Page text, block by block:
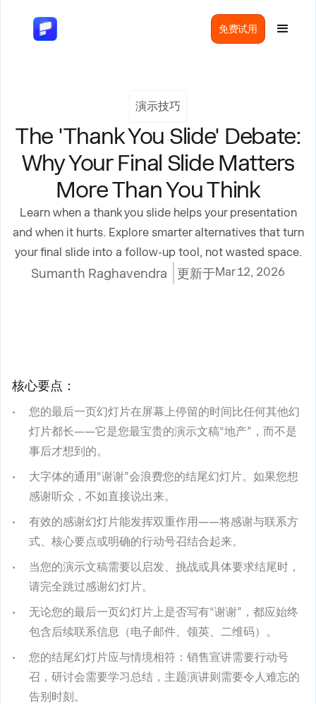
免费试用
演示技巧
The 'Thank You Slide' Debate:
Why Your Final Slide Matters
More Than You Think
Learn when a thank you slide helps your presentation
and when it hurts. Explore smarter alternatives that turn
your final slide into a follow-up tool, not wasted space.
Sumanth Raghavendra 更新于Mar 12, 2026
核心要点：
您的最后一页幻灯片在屏幕上停留的时间比任何其他幻
灯片都长——它是您最宝贵的演示文稿“地产”，而不是
事后才想到的。
大字体的通用“谢谢”会浪费您的结尾幻灯片。如果您想
感谢听众，不如直接说出来。
有效的感谢幻灯片能发挥双重作用——将感谢与联系方
式、核心要点或明确的行动号召结合起来。
当您的演示文稿需要以启发、挑战或具体要求结尾时，
请完全跳过感谢幻灯片。
无论您的最后一页幻灯片上是否写有“谢谢”，都应始终
包含后续联系信息（电子邮件、领英、二维码）。
您的结尾幻灯片应与情境相符：销售宣讲需要行动号
召，研讨会需要学习总结，主题演讲则需要令人难忘的
告别时刻。